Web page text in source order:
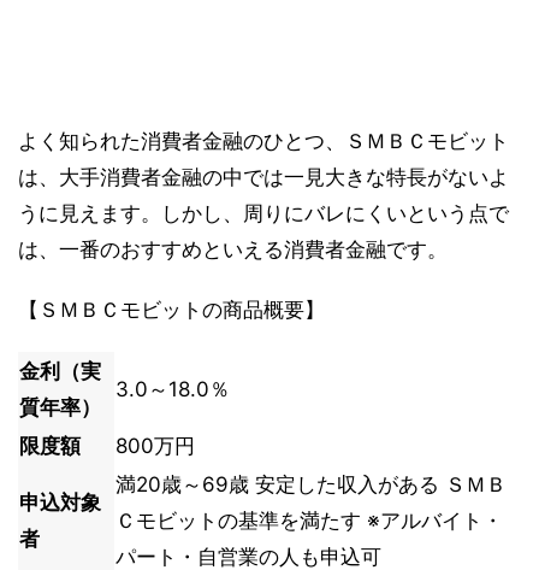
よく知られた消費者金融のひとつ、ＳＭＢＣモビット
は、大手消費者金融の中では一見大きな特長がないよ
うに見えます。しかし、周りにバレにくいという点で
は、一番のおすすめといえる消費者金融です。
【ＳＭＢＣモビットの商品概要】
金利（実
質年率）
3.0～18.0％
限度額 800万円
申込対象
者
満20歳～69歳 安定した収入がある ＳＭＢ
Ｃモビットの基準を満たす ※アルバイト・
パート・自営業の人も申込可